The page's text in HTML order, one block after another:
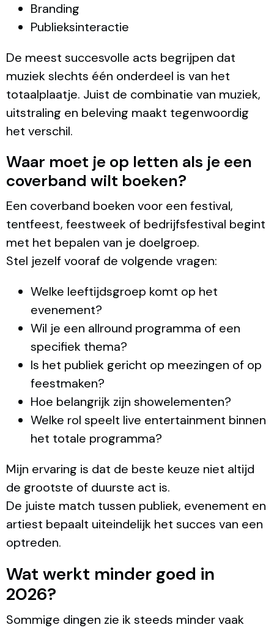
Branding
Publieksinteractie
De meest succesvolle acts begrijpen dat
muziek slechts één onderdeel is van het
totaalplaatje. Juist de combinatie van muziek,
uitstraling en beleving maakt tegenwoordig
het verschil.
Waar moet je op letten als je een
coverband wilt boeken?
Een coverband boeken voor een festival,
tentfeest, feestweek of bedrijfsfestival begint
met het bepalen van je doelgroep.
Stel jezelf vooraf de volgende vragen:
Welke leeftijdsgroep komt op het
evenement?
Wil je een allround programma of een
specifiek thema?
Is het publiek gericht op meezingen of op
feestmaken?
Hoe belangrijk zijn showelementen?
Welke rol speelt live entertainment binnen
het totale programma?
Mijn ervaring is dat de beste keuze niet altijd
de grootste of duurste act is.
De juiste match tussen publiek, evenement en
artiest bepaalt uiteindelijk het succes van een
optreden.
Wat werkt minder goed in
2026?
Sommige dingen zie ik steeds minder vaak